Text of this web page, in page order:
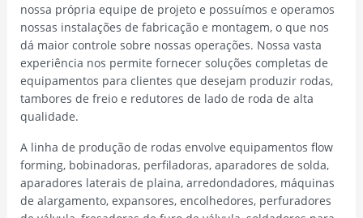
nossa própria equipe de projeto e possuímos e operamos
nossas instalações de fabricação e montagem, o que nos
dá maior controle sobre nossas operações. Nossa vasta
experiência nos permite fornecer soluções completas de
equipamentos para clientes que desejam produzir rodas,
tambores de freio e redutores de lado de roda de alta
qualidade.
A linha de produção de rodas envolve equipamentos flow
forming, bobinadoras, perfiladoras, aparadores de solda,
aparadores laterais de plaina, arredondadores, máquinas
de alargamento, expansores, encolhedores, perfuradores